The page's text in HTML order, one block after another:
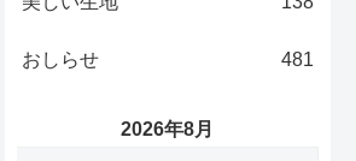
おしらせ 481
2026年8月